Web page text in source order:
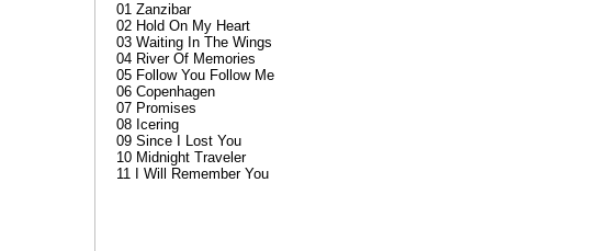
01 Zanzibar
02 Hold On My Heart
03 Waiting In The Wings
04 River Of Memories
05 Follow You Follow Me
06 Copenhagen
07 Promises
08 Icering
09 Since I Lost You
10 Midnight Traveler
11 I Will Remember You